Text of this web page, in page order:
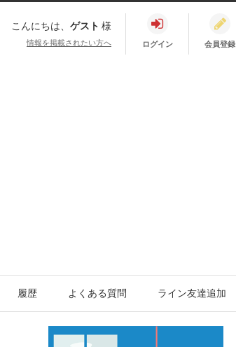
こんにちは、 ゲスト 様
情報を掲載されたい方へ ログイン 会員登録
履歴 よくある質問 ライン友達追加